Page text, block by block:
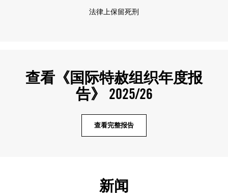
法律上保留死刑
查看《国际特赦组织年度报
告》 2025/26
查看完整报告
新闻